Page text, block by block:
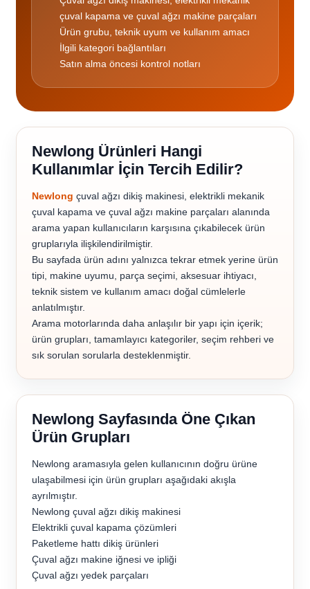
çuval kapama ve çuval ağzı makine parçaları
Ürün grubu, teknik uyum ve kullanım amacı
İlgili kategori bağlantıları
Satın alma öncesi kontrol notları
Newlong Ürünleri Hangi
Kullanımlar İçin Tercih Edilir?
Newlong çuval ağzı dikiş makinesi, elektrikli mekanik
çuval kapama ve çuval ağzı makine parçaları alanında
arama yapan kullanıcıların karşısına çıkabilecek ürün
gruplarıyla ilişkilendirilmiştir.
Bu sayfada ürün adını yalnızca tekrar etmek yerine ürün
tipi, makine uyumu, parça seçimi, aksesuar ihtiyacı,
teknik sistem ve kullanım amacı doğal cümlelerle
anlatılmıştır.
Arama motorlarında daha anlaşılır bir yapı için içerik;
ürün grupları, tamamlayıcı kategoriler, seçim rehberi ve
sık sorulan sorularla desteklenmiştir.
Newlong Sayfasında Öne Çıkan
Ürün Grupları
Newlong aramasıyla gelen kullanıcının doğru ürüne
ulaşabilmesi için ürün grupları aşağıdaki akışla
ayrılmıştır.
Newlong çuval ağzı dikiş makinesi
Elektrikli çuval kapama çözümleri
Paketleme hattı dikiş ürünleri
Çuval ağzı makine iğnesi ve ipliği
Çuval ağzı yedek parçaları